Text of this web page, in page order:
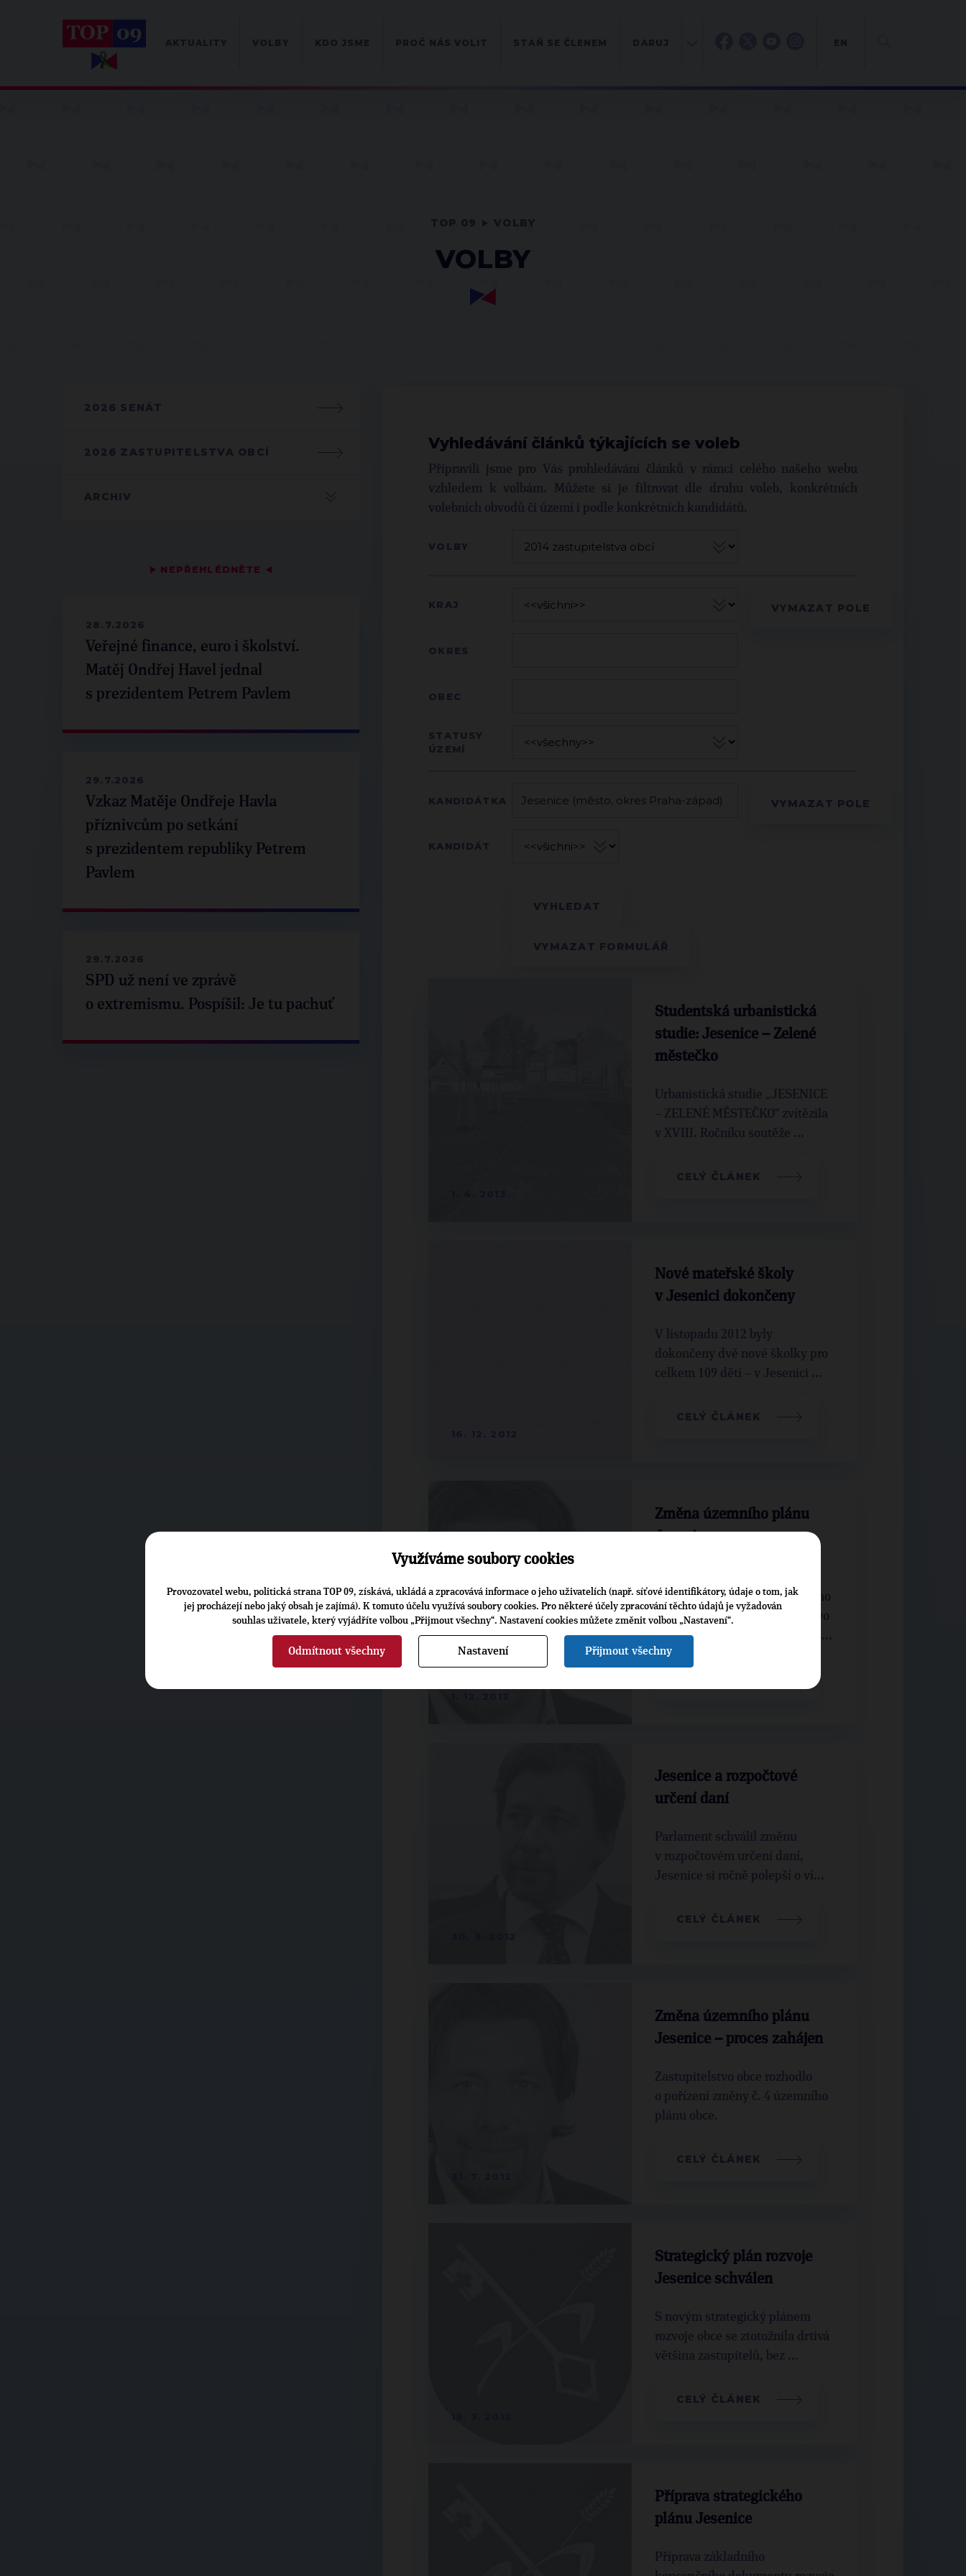
VOLBY
2026 SENÁT
2026 ZASTUPITELSTVA OBCÍ
ARCHIV
▶ NEPŘEHLÉDNĚTE ◀
28.7.2026
Veřejné finance, euro i školství.
Matěj Ondřej Havel jednal
s prezidentem Petrem Pavlem
29.7.2026
Vzkaz Matěje Ondřeje Havla
příznivcům po setkání
s prezidentem republiky Petrem
Pavlem
29.7.2026
SPD už není ve zprávě
o extremismu. Pospíšil: Je tu pachuť
Vyhledávání článků týkajících se voleb
Připravili jsme pro Vás prohledávání článků v rámci celého našeho webu
vzhledem k volbám. Můžete si je filtrovat dle druhu voleb, konkrétních
volebních obvodů či území i podle konkrétních kandidátů.
VOLBY
KRAJ
OKRES
OBEC
STATUSY
ÚZEMÍ
KANDIDÁTKA
KANDIDÁT
Studentská urbanistická
studie: Jesenice – Zelené
městečko
Urbanistická studie „JESENICE
– ZELENÉ MĚSTEČKO“ zvítězila
v XVIII. Ročníku soutěže ...
CELÝ ČLÁNEK
Nové mateřské školy
v Jesenici dokončeny
V listopadu 2012 byly
dokončeny dvě nové školky pro
celkem 109 dětí – v Jesenici ...
CELÝ ČLÁNEK
Změna územního plánu
Pořizování změny č. 4 územního
plánu pokračuje. Zastupitelstvo
obce rozhodlo o návrzích vnějš...
Jesenice a rozpočtové
určení daní
Parlament schválil změnu
v rozpočtovém určení daní,
Jesenice si ročně polepší o ví...
CELÝ ČLÁNEK
Změna územního plánu
Jesenice – proces zahájen
Zastupitelstvo obce rozhodlo
o pořízení změny č. 4 územního
plánu obce.
CELÝ ČLÁNEK
Strategický plán rozvoje
Jesenice schválen
S novým strategický plánem
rozvoje obce se ztotožnila drtivá
většina zastupitelů, bez ...
CELÝ ČLÁNEK
Příprava strategického
plánu Jesenice
Příprava základního
Využíváme soubory cookies
Provozovatel webu, politická strana TOP 09, získává, ukládá a zpracovává informace o jeho uživatelích (např. síťové identifikátory, údaje o tom, jak
jej procházejí nebo jaký obsah je zajímá). K tomuto účelu využívá soubory cookies. Pro některé účely zpracování těchto údajů je vyžadován
souhlas uživatele, který vyjádříte volbou „Přijmout všechny“. Nastavení cookies můžete změnit volbou „Nastavení“.
Odmítnout všechny Nastavení Přijmout všechny